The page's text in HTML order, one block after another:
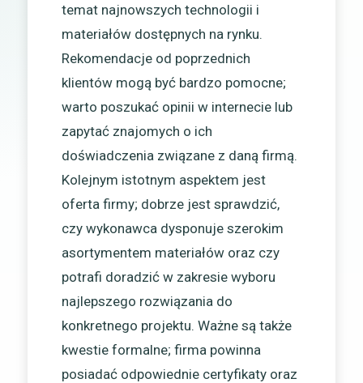
temat najnowszych technologii i
materiałów dostępnych na rynku.
Rekomendacje od poprzednich
klientów mogą być bardzo pomocne;
warto poszukać opinii w internecie lub
zapytać znajomych o ich
doświadczenia związane z daną firmą.
Kolejnym istotnym aspektem jest
oferta firmy; dobrze jest sprawdzić,
czy wykonawca dysponuje szerokim
asortymentem materiałów oraz czy
potrafi doradzić w zakresie wyboru
najlepszego rozwiązania do
konkretnego projektu. Ważne są także
kwestie formalne; firma powinna
posiadać odpowiednie certyfikaty oraz